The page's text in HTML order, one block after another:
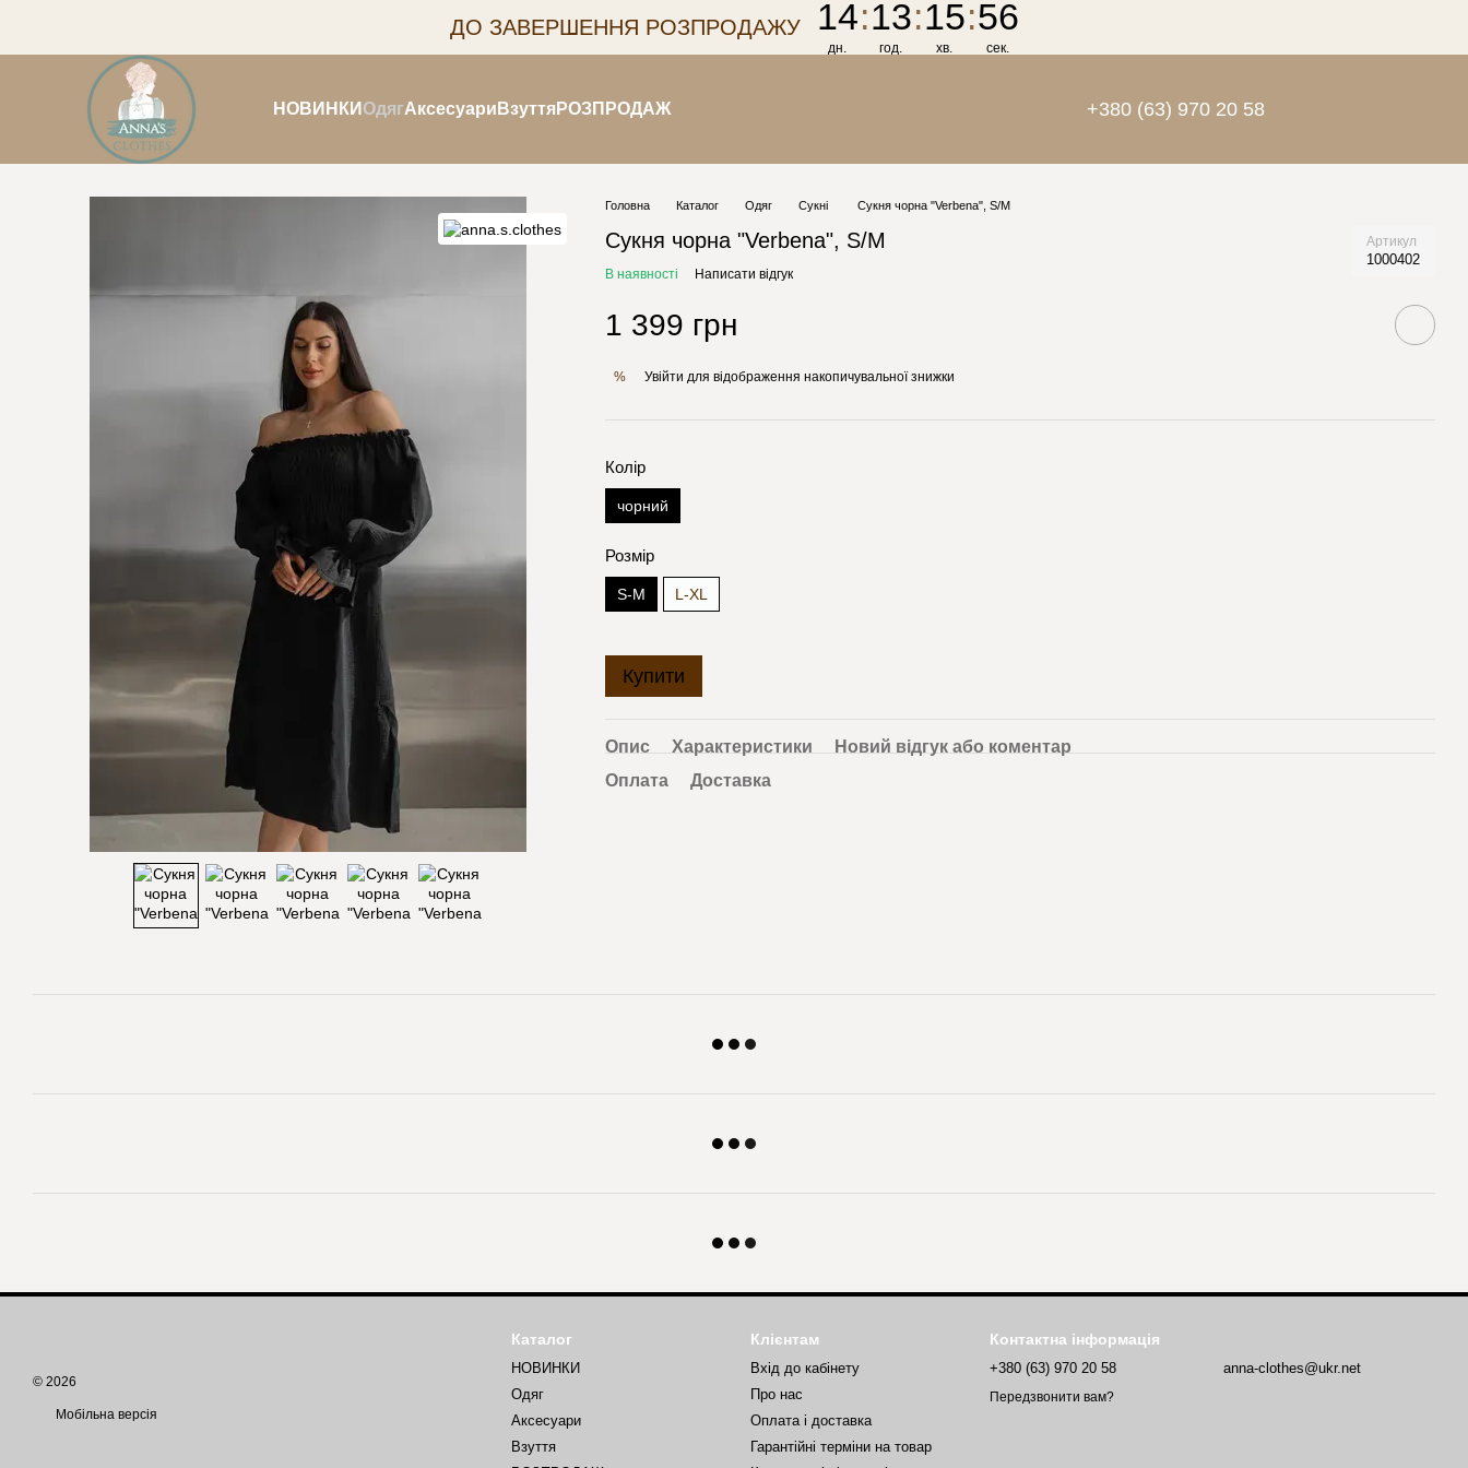
ДО ЗАВЕРШЕННЯ РОЗПРОДАЖУ 14:13:15:55
дн. год. хв. сек.
НОВИНКИ ОдягАксесуари ВзуттяРОЗПРОДАЖ +380 (63) 970 20 58
Головна Каталог Одяг Сукні Сукня чорна "Verbena", S/M
Сукня чорна "Verbena", S/M Артикул
1000402
В наявності Написати відгук
1 399 грн
% Увійти для відображення накопичувальної знижки
Колір
чорний
Розмір
S-M L-XL
Купити
Опис Характеристики
Новий відгук або коментар
Оплата
Доставка
© 2026
Мобільна версія
Каталог
НОВИНКИ
Одяг
Аксесуари
Взуття
Клієнтам
Вхід до кабінету
Про нас
Оплата і доставка
Гарантійні терміни на товар
Контактна інформація
+380 (63) 970 20 58
Передзвонити вам?
anna-clothes@ukr.net